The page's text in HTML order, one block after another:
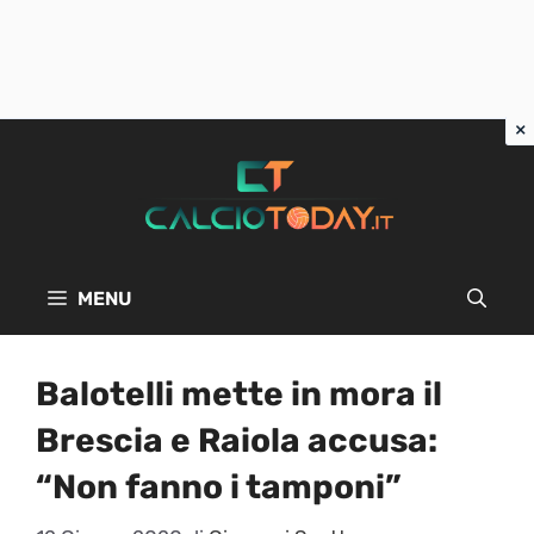
MENU
Balotelli mette in mora il
Brescia e Raiola accusa:
“Non fanno i tamponi”